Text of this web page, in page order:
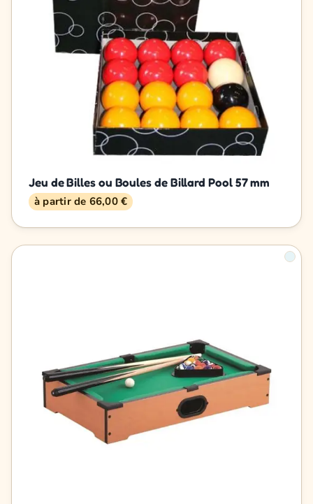
Jeu de Billes ou Boules de Billard Pool 57 mm
à partir de 66,00 €